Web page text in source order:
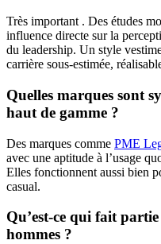
Très important . Des études
influence directe sur la
du leadership. Un style
carrière sous-estimée,
Quelles marques sont
haut de gamme ?
Des marques comme PME
avec une aptitude à l’usage
Elles fonctionnent aussi bien
casual.
Qu’est-ce qui fait
hommes ?